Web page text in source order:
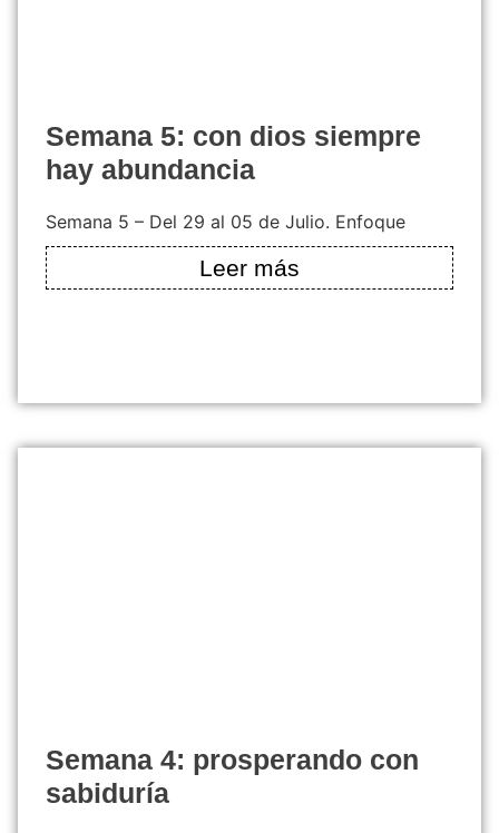
semana 5: con dios siempre
hay abundancia
Semana 5 – Del 29 al 05 de Julio. Enfoque
Leer más
semana 4: prosperando con
sabiduría